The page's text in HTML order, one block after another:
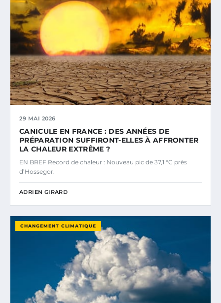
29 MAI 2026
CANICULE EN FRANCE : DES ANNÉES DE
PRÉPARATION SUFFIRONT-ELLES À AFFRONTER
LA CHALEUR EXTRÊME ?
EN BREF Record de chaleur : Nouveau pic de 37,1 °C près
d’Hossegor.
ADRIEN GIRARD
CHANGEMENT CLIMATIQUE